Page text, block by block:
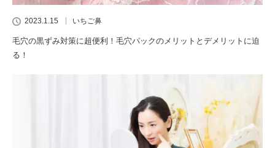
2023.1.15 いちご鼻
毛穴の黒ずみ対策に超便利！毛穴パックのメリットとデメリットに迫
る！